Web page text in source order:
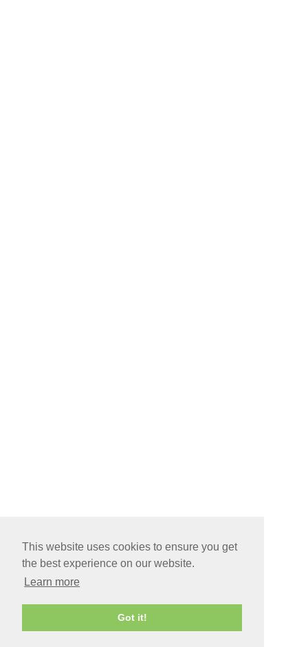
This website uses cookies to ensure you get
the best experience on our website.
Learn more
Got it!